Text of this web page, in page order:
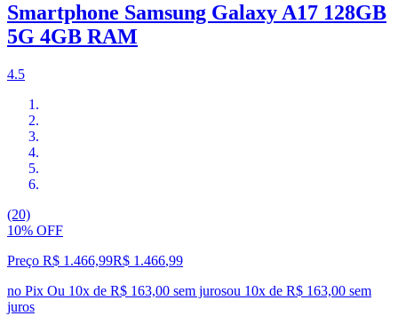
Smartphone Samsung Galaxy A17 128GB
5G 4GB RAM
4.5
(20)
10% OFF
Preço R$ 1.466,99R$ 1.466,99
no Pix Ou 10x de R$ 163,00 sem jurosou 10x de R$ 163,00 sem
juros